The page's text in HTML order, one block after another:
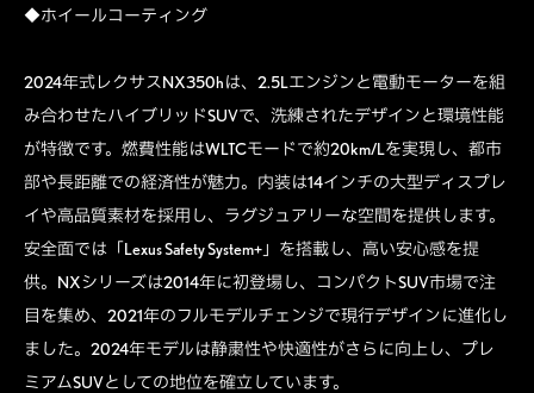
◆ホイールコーティング
2024年式レクサスNX350hは、2.5Lエンジンと電動モーターを組
み合わせたハイブリッドSUVで、洗練されたデザインと環境性能
が特徴です。燃費性能はWLTCモードで約20km/Lを実現し、都市
部や長距離での経済性が魅力。内装は14インチの大型ディスプレ
イや高品質素材を採用し、ラグジュアリーな空間を提供します。
安全面では「Lexus Safety System+」を搭載し、高い安心感を提
供。NXシリーズは2014年に初登場し、コンパクトSUV市場で注
目を集め、2021年のフルモデルチェンジで現行デザインに進化し
ました。2024年モデルは静粛性や快適性がさらに向上し、プレ
ミアムSUVとしての地位を確立しています。